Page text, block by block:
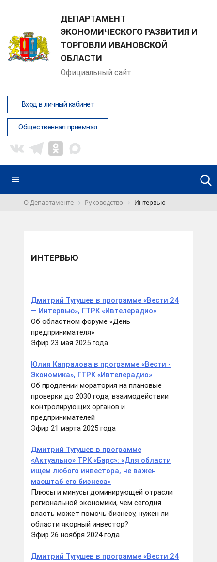
ДЕПАРТАМЕНТ
ЭКОНОМИЧЕСКОГО РАЗВИТИЯ И
ТОРГОВЛИ ИВАНОВСКОЙ
ОБЛАСТИ
Официальный сайт
Вход в личный кабинет
Общественная приемная
О Департаменте Руководство Интервью
ИНТЕРВЬЮ
Дмитрий Тугушев в программе «Вести 24
— Интервью», ГТРК «Ивтелерадио»
Об областном форуме «День
предпринимателя»
Эфир 23 мая 2025 года
Юлия Капралова в программе «Вести -
Экономика», ГТРК «Ивтелерадио»
Об продлении моратория на плановые
проверки до 2030 года, взаимодействии
контролирующих органов и
предпринимателей
Эфир 21 марта 2025 года
Дмитрий Тугушев в программе
«Актуально» ТРК «Барс»: «Для области
ищем любого инвестора, не важен
масштаб его бизнеса»
Плюсы и минусы доминирующей отрасли
региональной экономики, чем сегодня
власть может помочь бизнесу, нужен ли
области якорный инвестор?
Эфир 26 ноября 2024 года
Дмитрий Тугушев в программе «Вести 24